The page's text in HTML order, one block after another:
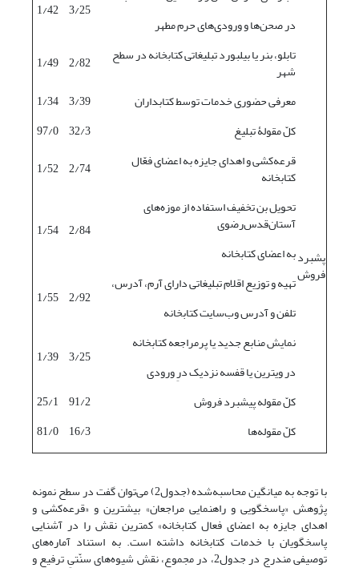
در صحن‌ها و ورودی‌های حرم مطهر
3/25
1/42
تابلو، بنر یا بیلبورد تبلیغاتی کتابخانه در سطح
شهر 2/82
1/49
معرفی حضوری خدمات توسط کتابداران
3/39
1/34
کلّ مقولۀ تبلیغ
32/3
97/0
پشبرد
فروش
قرعه‌‌کشی و اهدای جایزه به اعضای فعّال
کتابخانه 2/74
1/52
تحویل بن تخفیف استفاده از موزه‌های
آستان‌قدس‌رضوی
به اعضای کتابخانه
2/84
1/54
تهیه و توزیع اقلام تبلیغاتی دارای آرم، آدرس،
تلفن و آدرس وب‌سایت کتابخانه
2/92
1/55
نمایش منابع جدید یا پرمراجعه کتابخانه
در ویترین یا قفسه نزدیک درِ ورودی
3/25
1/39
کلّ مقوله پیشبرد فروش 91/2
25/1
کلّ مقوله‌ها
16/3
81/0
با توجه به میانگین محاسبه‌شده (جدول2) می‌توان گفت در سطح نمونه
پژوهش «پاسخگویی و راهنمایی مراجعان» بیشترین و «قرعه‌کشی و
اهدای جایزه به اعضای فعال کتابخانه» کمترین نقش را در آشنایی
پاسخگویان با خدمات کتابخانه داشته است. به استناد آماره‌های
توصیفی مندرج در جدول2، در مجموع، نقش شیوه‌های سنّتیِ ترفیع و